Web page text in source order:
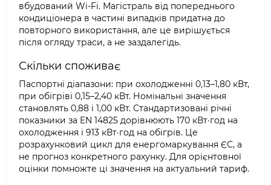
вбудований Wi-Fi. Магістраль від попереднього
кондиціонера в частині випадків придатна до
повторного використання, але це вирішується
після огляду траси, а не заздалегідь.
Скільки споживає
Паспортні діапазони: при охолодженні 0,13–1,80 кВт,
при обігріві 0,15–2,40 кВт. Номінальні значення
становлять 0,88 і 1,00 кВт. Стандартизовані річні
показники за EN 14825 дорівнюють 170 кВт·год на
охолодження і 913 кВт·год на обігрів. Це
розрахунковий цикл для енергомаркування ЄС, а
не прогноз конкретного рахунку. Для орієнтовної
оцінки помножте ці значення на актуальний тариф.